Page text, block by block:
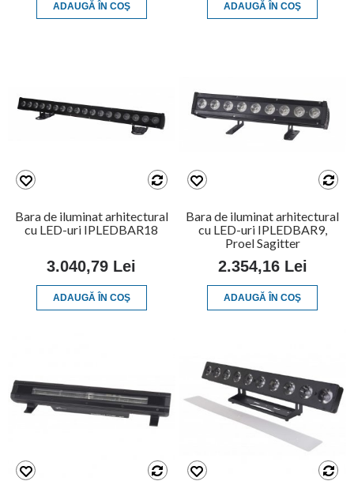
ADAUGĂ ÎN COŞ ADAUGĂ ÎN COŞ
Bara de iluminat arhitectural
cu LED-uri IPLEDBAR18
3.040,79 Lei
ADAUGĂ ÎN COŞ
Bara de iluminat arhitectural
cu LED-uri IPLEDBAR9,
Proel Sagitter
2.354,16 Lei
ADAUGĂ ÎN COŞ